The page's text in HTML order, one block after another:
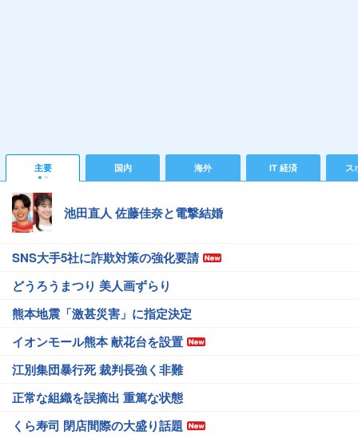
主要 国内 海外 IT 経済 ス
池田直人 佐藤佳奈と電撃結婚
SNS大手5社に詐欺対策の強化要請
どうろうまつり 美人画ずらり
熊本地震「激甚災害」に指定決定
イオンモール熊本 献花台を設置
江別集団暴行死 裁判長強く非難
正常な組織を誤摘出 重篤な状態
くら寿司 閉店間際の大盛り話題